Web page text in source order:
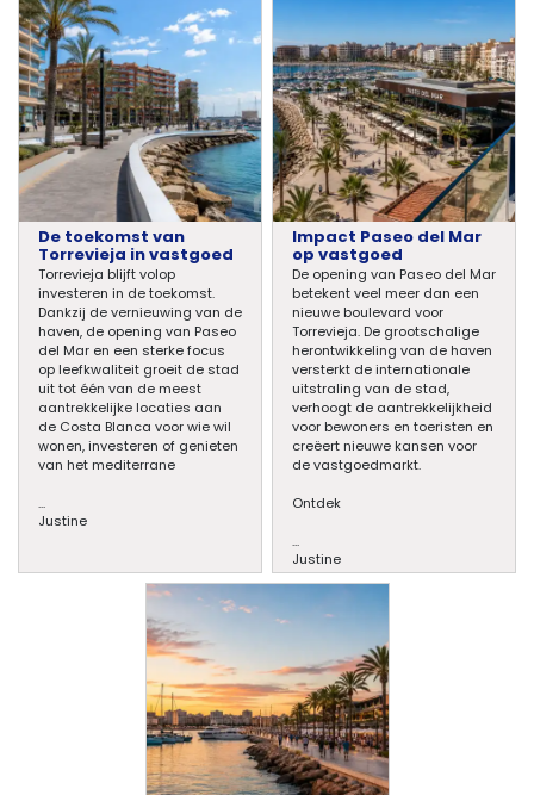
De toekomst van
Torrevieja in vastgoed
Torrevieja blijft volop
investeren in de toekomst.
Dankzij de vernieuwing van de
haven, de opening van Paseo
del Mar en een sterke focus
op leefkwaliteit groeit de stad
uit tot één van de meest
aantrekkelijke locaties aan
de Costa Blanca voor wie wil
wonen, investeren of genieten
van het mediterrane
...
Justine
Impact Paseo del Mar
op vastgoed
De opening van Paseo del Mar
betekent veel meer dan een
nieuwe boulevard voor
Torrevieja. De grootschalige
herontwikkeling van de haven
versterkt de internationale
uitstraling van de stad,
verhoogt de aantrekkelijkheid
voor bewoners en toeristen en
creëert nieuwe kansen voor
de vastgoedmarkt.
Ontdek
...
Justine